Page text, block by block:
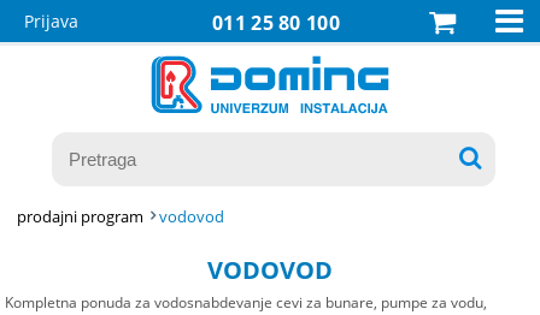
011 25 80 100
Prijava 

prodajni program vodovod
VODOVOD
Kompletna ponuda za vodosnabdevanje cevi za bunare, pumpe za vodu,